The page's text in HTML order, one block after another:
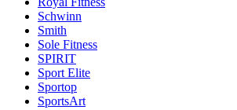
Schwinn
Smith
Sole Fitness
SPIRIT
Sport Elite
Sportop
SportsArt